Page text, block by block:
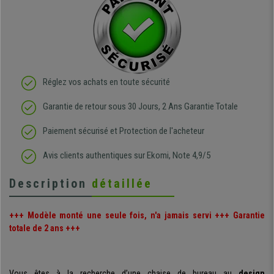
Réglez vos achats en toute sécurité
Garantie de retour sous 30 Jours, 2 Ans Garantie Totale
Paiement sécurisé et Protection de l'acheteur
Avis clients authentiques sur Ekomi, Note 4,9/5
Description détaillée
+++ Modèle monté une seule fois, n'a jamais servi +++ Garantie
totale de 2 ans +++